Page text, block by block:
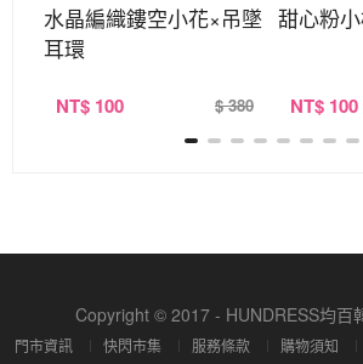
水晶編織鏤空小花×吊墜
耳環
NT$ 100 $ 380
甜心粉
NT$ 100
Copyright © 2017 - HUNDRESS均百
門市資訊 快閃市集 服務條款 購物須知